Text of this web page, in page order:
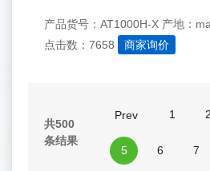
产品货号：AT1000H-X 产地：
点击数：7658
商家询价
共500
条结果
Prev 1 2
5 6 7